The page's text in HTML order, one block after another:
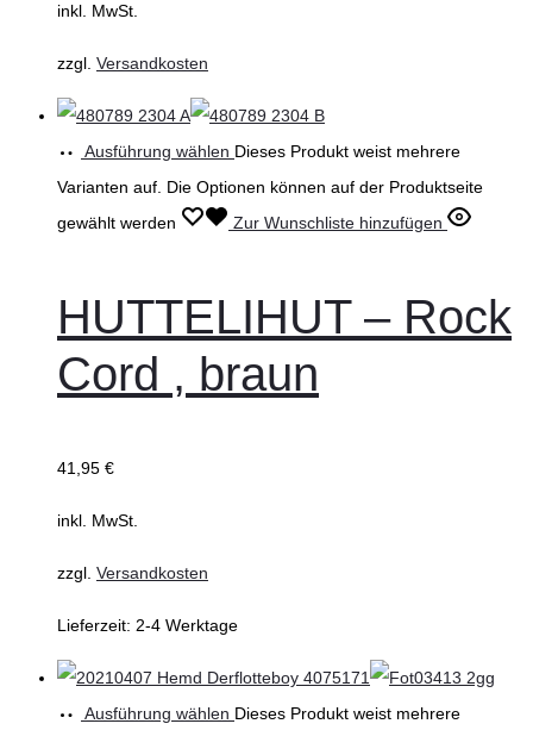
inkl. MwSt.
zzgl. Versandkosten
Ausführung wählen Dieses Produkt weist mehrere
Varianten auf. Die Optionen können auf der Produktseite
gewählt werden
Zur Wunschliste hinzufügen
HUTTELIHUT – Rock
Cord , braun
41,95 €
inkl. MwSt.
zzgl. Versandkosten
Lieferzeit: 2-4 Werktage
Ausführung wählen Dieses Produkt weist mehrere